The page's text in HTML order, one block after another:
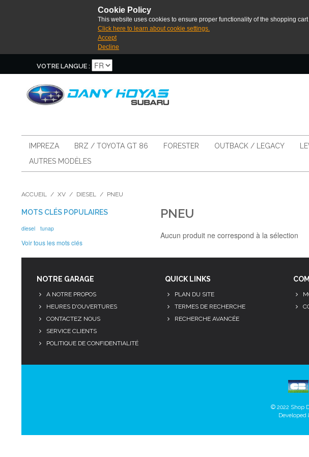
Cookie Policy
This website uses cookies to ensure proper functionality of the shopping
Click here to learn about cookie settings.
Accept
Decline
VOTRE LANGUE :
IMPREZA BRZ / TOYOTA GT 86 FORESTER OUTBACK / LEGACY
AUTRES MODÈLES
ACCUEIL / XV / DIESEL / PNEU
PNEU
Aucun produit ne correspond à la sélection
MOTS CLÉS POPULAIRES
diesel tunap
Voir tous les mots clés
NOTRE GARAGE
A NOTRE PROPOS
HEURES D'OUVERTURES
CONTACTEZ NOUS
SERVICE CLIENTS
POLITIQUE DE CONFIDENTIALITÉ
QUICK LINKS
PLAN DU SITE
TERMES DE RECHERCHE
RECHERCHE AVANCÉE
© 2022 Shop
Developed